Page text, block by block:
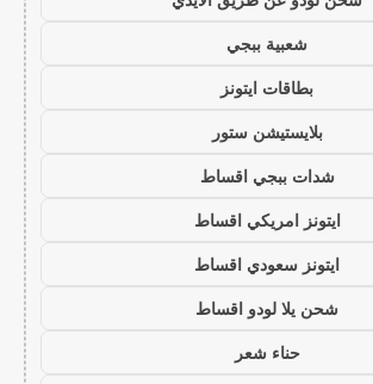
شعبية ببجي
بطاقات ايتونز
بلايستيشن ستور
شدات ببجي اقساط
ايتونز امريكي اقساط
ايتونز سعودي اقساط
شحن يلا لودو اقساط
حناء شعر